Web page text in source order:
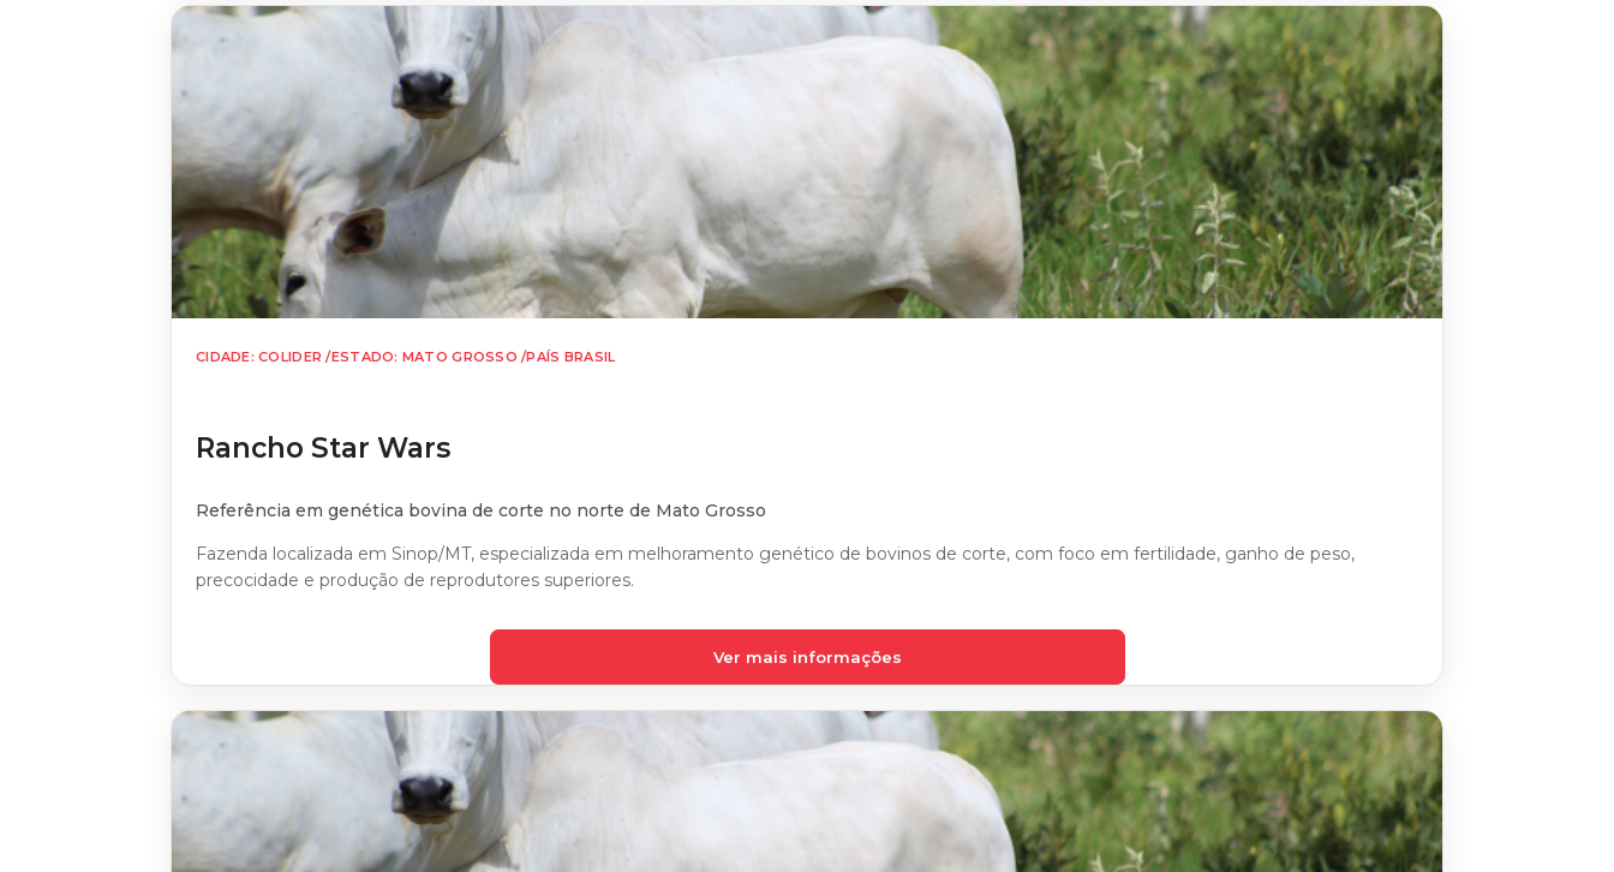
CIDADE: COLIDER /ESTADO: MATO GROSSO /PAÍS BRASIL
Rancho Star Wars
Referência em genética bovina de corte no norte de Mato Grosso
Fazenda localizada em Sinop/MT, especializada em melhoramento genético de bovinos de corte, com foco em fertilidade, ganho de peso,
precocidade e produção de reprodutores superiores.
Ver mais informações